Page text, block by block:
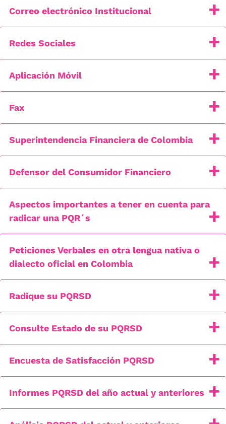
Correo electrónico Institucional
Redes Sociales
Aplicación Móvil
Fax
Superintendencia Financiera de Colombia
Defensor del Consumidor Financiero
Aspectos importantes a tener en cuenta para
radicar una PQR´s
Peticiones Verbales en otra lengua nativa o
dialecto oficial en Colombia
Radique su PQRSD
Consulte Estado de su PQRSD
Encuesta de Satisfacción PQRSD
Informes PQRSD del año actual y anteriores